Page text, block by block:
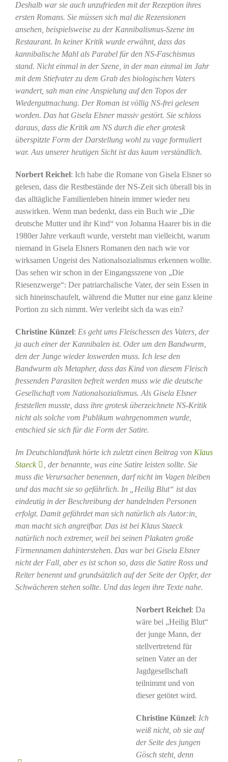
Deshalb war sie auch unzufrieden mit der Rezeption ihres
ersten Romans. Sie müssen sich mal die Rezensionen
ansehen, beispielsweise zu der Kannibalismus-Szene im
Restaurant. In keiner Kritik wurde erwähnt, dass das
kannibalische Mahl als Parabel für den NS-Faschismus
stand. Nicht einmal in der Szene, in der man einmal im Jahr
mit dem Stiefvater zu dem Grab des biologischen Vaters
wandert, sah man eine Anspielung auf den Topos der
Wiedergutmachung. Der Roman ist völlig NS-frei gelesen
worden. Das hat Gisela Elsner massiv gestört. Sie schloss
daraus, dass die Kritik am NS durch die eher grotesk
überspitzte Form der Darstellung wohl zu vage formuliert
war. Aus unserer heutigen Sicht ist das kaum verständlich.
Norbert Reichel: Ich habe die Romane von Gisela Elsner so
gelesen, dass die Restbestände der NS-Zeit sich überall bis in
das alltägliche Familienleben hinein immer wieder neu
auswirken. Wenn man bedenkt, dass ein Buch wie „Die
deutsche Mutter und ihr Kind“ von Johanna Haarer bis in die
1980er Jahre verkauft wurde, versteht man vielleicht, warum
niemand in Gisela Elsners Romanen den nach wie vor
wirksamen Ungeist des Nationalsozialismus erkennen wollte.
Das sehen wir schon in der Eingangsszene von „Die
Riesenzwerge“: Der patriarchalische Vater, der sein Essen in
sich hineinschaufelt, während die Mutter nur eine ganz kleine
Portion zu sich nimmt. Wer verleibt sich da was ein?
Christine Künzel: Es geht ums Fleischessen des Vaters, der
ja auch einer der Kannibalen ist. Oder um den Bandwurm,
den der Junge wieder loswerden muss. Ich lese den
Bandwurm als Metapher, dass das Kind von diesem Fleisch
fressenden Parasiten befreit werden muss wie die deutsche
Gesellschaft vom Nationalsozialismus. Als Gisela Elsner
feststellen musste, dass ihre grotesk überzeichnete NS-Kritik
nicht als solche vom Publikum wahrgenommen wurde,
entschied sie sich für die Form der Satire.
Im Deutschlandfunk hörte ich zuletzt einen Beitrag von Klaus
Staeck
, der benannte, was eine Satire leisten sollte. Sie
muss die Verursacher benennen, darf nicht im Vagen bleiben
und das macht sie so gefährlich. In „Heilig Blut“ ist das
eindeutig in der Beschreibung der handelnden Personen
erfolgt. Damit gefährdet man sich natürlich als Autor:in,
man macht sich angreifbar. Das ist bei Klaus Staeck
natürlich noch extremer, weil bei seinen Plakaten große
Firmennamen dahinterstehen. Das war bei Gisela Elsner
nicht der Fall, aber es ist schon so, dass die Satire Ross und
Reiter benennt und grundsätzlich auf der Seite der Opfer, der
Schwächeren stehen sollte. Und das legen ihre Texte nahe.
Norbert Reichel: Da
wäre bei „Heilig Blut“
der junge Mann, der
stellvertretend für
seinen Vater an der
Jagdgesellschaft
teilnimmt und von
dieser getötet wird.
Christine Künzel: Ich
weiß nicht, ob sie auf
der Seite des jungen
Gösch steht, denn